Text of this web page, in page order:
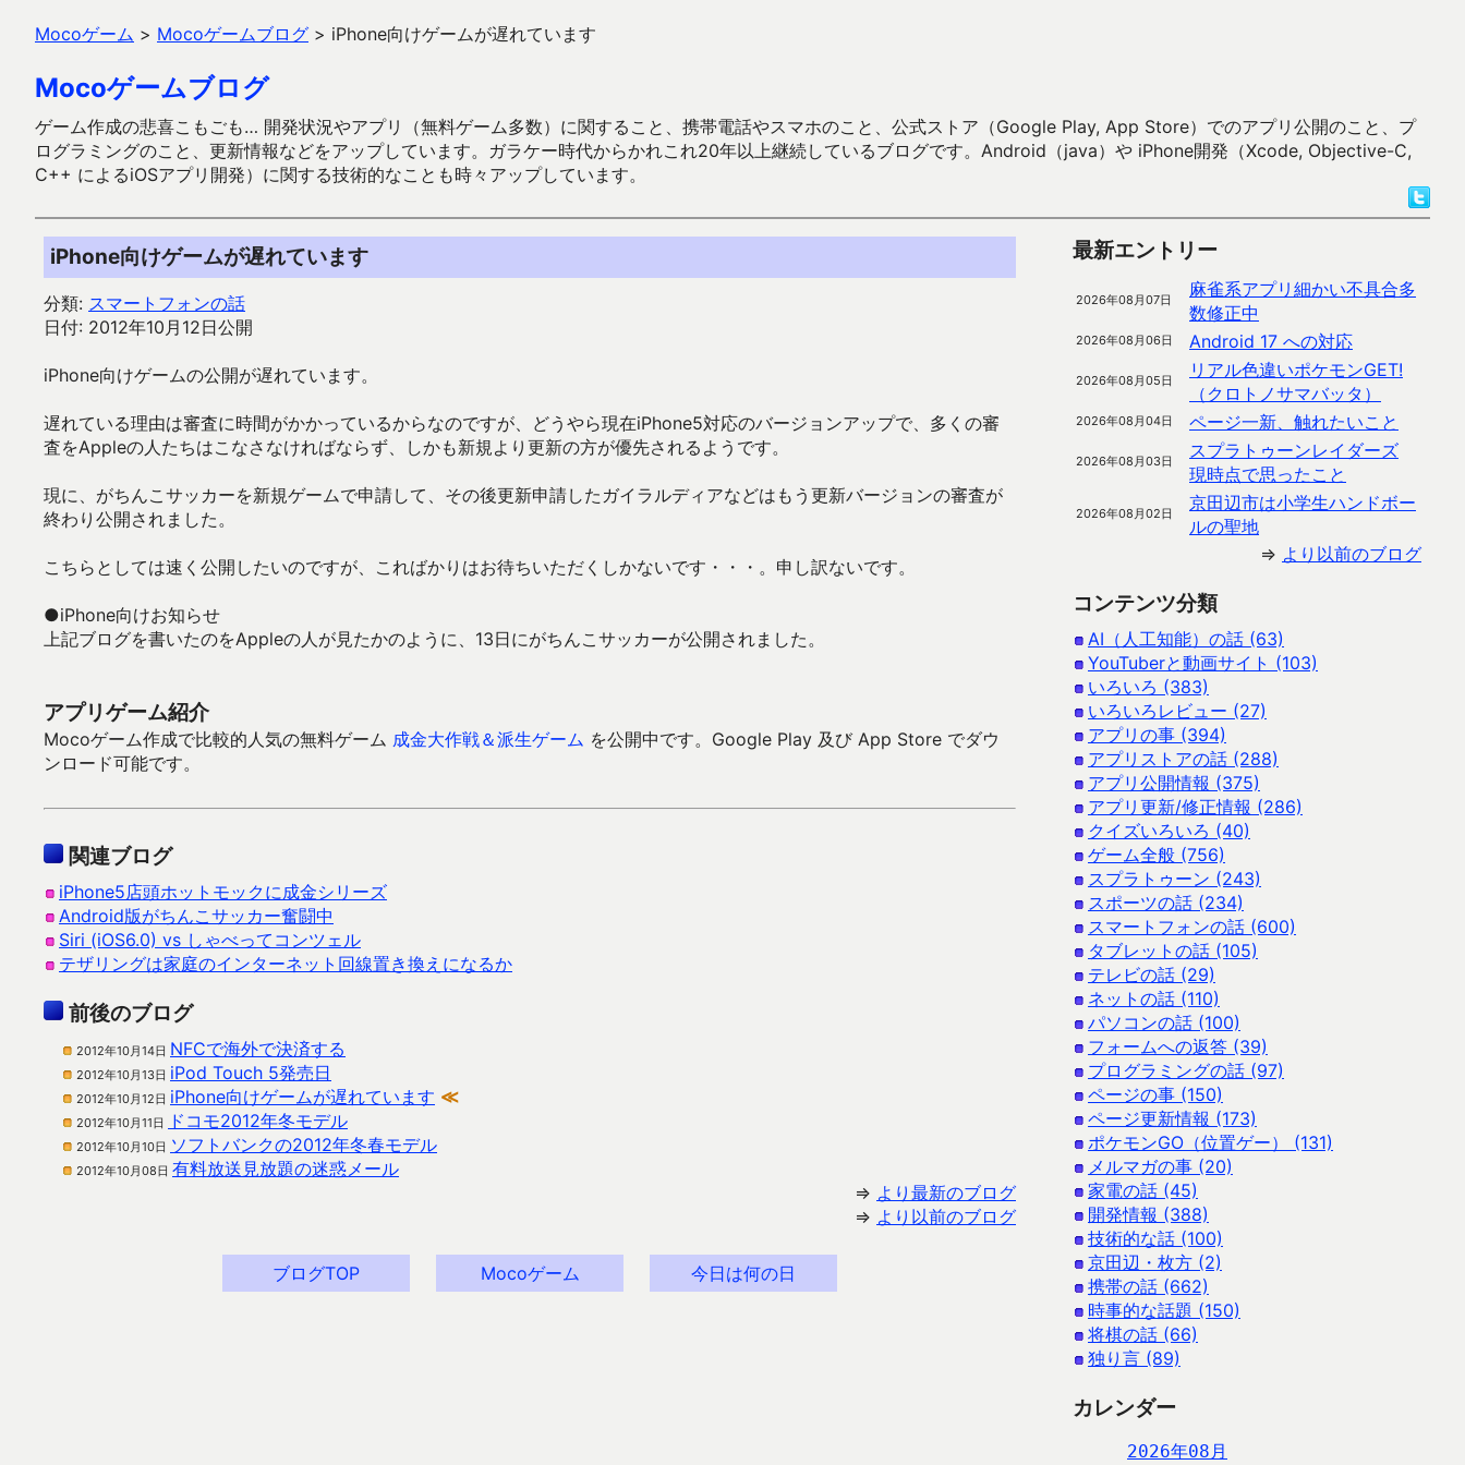
Mocoゲーム > Mocoゲームブログ > iPhone向けゲームが遅れています
Mocoゲームブログ
ゲーム作成の悲喜こもごも… 開発状況やアプリ（無料ゲーム多数）に関すること、携帯電話やスマホのこと、公式ストア（Google Play, App Store）でのアプリ公開のこと、プ
ログラミングのこと、更新情報などをアップしています。ガラケー時代からかれこれ20年以上継続しているブログです。Android（java）や iPhone開発（Xcode, Objective-C,
C++ によるiOSアプリ開発）に関する技術的なことも時々アップしています。
iPhone向けゲームが遅れています
分類: スマートフォンの話
日付: 2012年10月12日公開
iPhone向けゲームの公開が遅れています。
遅れている理由は審査に時間がかかっているからなのですが、どうやら現在iPhone5対応のバージョンアップで、多くの審
査をAppleの人たちはこなさなければならず、しかも新規より更新の方が優先されるようです。
現に、がちんこサッカーを新規ゲームで申請して、その後更新申請したガイラルディアなどはもう更新バージョンの審査が
終わり公開されました。
こちらとしては速く公開したいのですが、こればかりはお待ちいただくしかないです・・・。申し訳ないです。
●iPhone向けお知らせ
上記ブログを書いたのをAppleの人が見たかのように、13日にがちんこサッカーが公開されました。
アプリゲーム紹介
Mocoゲーム作成で比較的人気の無料ゲーム 成金大作戦＆派生ゲーム を公開中です。Google Play 及び App Store でダウ
ンロード可能です。
関連ブログ
iPhone5店頭ホットモックに成金シリーズ
Android版がちんこサッカー奮闘中
Siri (iOS6.0) vs しゃべってコンツェル
テザリングは家庭のインターネット回線置き換えになるか
前後のブログ
2012年10月14日 NFCで海外で決済する
2012年10月13日 iPod Touch 5発売日
2012年10月12日 iPhone向けゲームが遅れています ≪
2012年10月11日 ドコモ2012年冬モデル
2012年10月10日 ソフトバンクの2012年冬春モデル
2012年10月08日 有料放送見放題の迷惑メール
⇒ より最新のブログ
⇒ より以前のブログ
ブログTOP Mocoゲーム 今日は何の日
最新エントリー
2026年08月07日
麻雀系アプリ細かい不具合多
数修正中
2026年08月06日 Android 17 への対応
2026年08月05日
リアル色違いポケモンGET!
（クロトノサマバッタ）
2026年08月04日 ページ一新、触れたいこと
2026年08月03日
スプラトゥーンレイダーズ
現時点で思ったこと
2026年08月02日
京田辺市は小学生ハンドボー
ルの聖地
⇒ より以前のブログ
コンテンツ分類
AI（人工知能）の話 (63)
YouTuberと動画サイト (103)
いろいろ (383)
いろいろレビュー (27)
アプリの事 (394)
アプリストアの話 (288)
アプリ公開情報 (375)
アプリ更新/修正情報 (286)
クイズいろいろ (40)
ゲーム全般 (756)
スプラトゥーン (243)
スポーツの話 (234)
スマートフォンの話 (600)
タブレットの話 (105)
テレビの話 (29)
ネットの話 (110)
パソコンの話 (100)
フォームへの返答 (39)
プログラミングの話 (97)
ページの事 (150)
ページ更新情報 (173)
ポケモンGO（位置ゲー） (131)
メルマガの事 (20)
家電の話 (45)
開発情報 (388)
技術的な話 (100)
京田辺・枚方 (2)
携帯の話 (662)
時事的な話題 (150)
将棋の話 (66)
独り言 (89)
カレンダー
2026年08月